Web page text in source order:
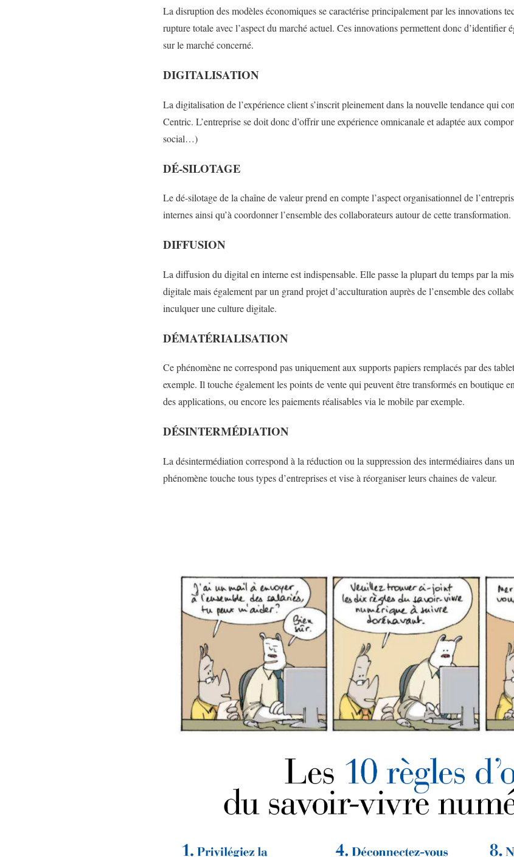
La disruption des modèles économiques se caractérise principalement par les innovations
rupture totale avec l’aspect du marché actuel. Ces innovations permettent donc d’identifier
sur le marché concerné.
DIGITALISATION
La digitalisation de l’expérience client s’inscrit pleinement dans la nouvelle tendance qui
Centric. L’entreprise se doit donc d’offrir une expérience omnicanale et adaptée aux
social…)
DÉ-SILOTAGE
Le dé-silotage de la chaîne de valeur prend en compte l’aspect organisationnel de
internes ainsi qu’à coordonner l’ensemble des collaborateurs autour de cette transformation.
DIFFUSION
La diffusion du digital en interne est indispensable. Elle passe la plupart du temps par la
digitale mais également par un grand projet d’acculturation auprès de l’ensemble des
inculquer une culture digitale.
DÉMATÉRIALISATION
Ce phénomène ne correspond pas uniquement aux supports papiers remplacés par des
exemple. Il touche également les points de vente qui peuvent être transformés en boutique
des applications, ou encore les paiements réalisables via le mobile par exemple.
DÉSINTERMÉDIATION
La désintermédiation correspond à la réduction ou la suppression des intermédiaires dans
phénomène touche tous types d’entreprises et vise à réorganiser leurs chaines de valeur.